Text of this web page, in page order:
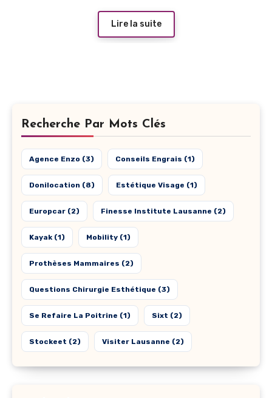
Lire la suite
Recherche Par Mots Clés
Agence Enzo (3) Conseils Engrais (1)
Donilocation (8) Estétique Visage (1)
Europcar (2) Finesse Institute Lausanne (2)
Kayak (1) Mobility (1)
Prothèses Mammaires (2)
Questions Chirurgie Esthétique (3)
Se Refaire La Poitrine (1) Sixt (2)
Stockeet (2) Visiter Lausanne (2)